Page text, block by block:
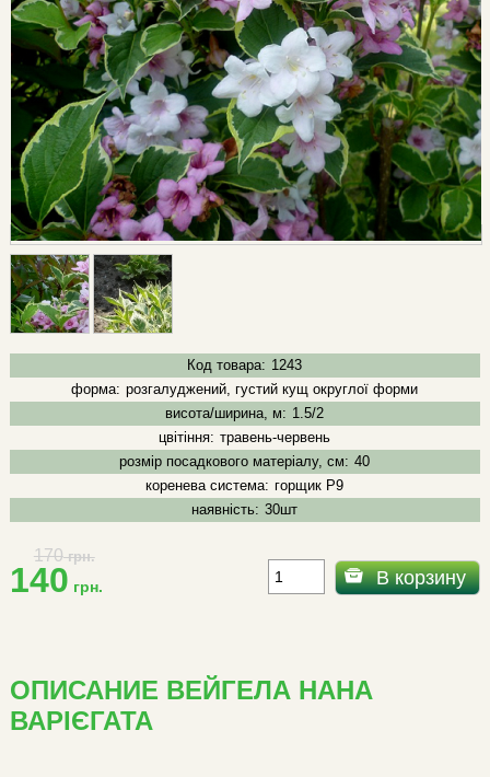
Код товара: 1243
форма: розгалуджений, густий кущ округлої форми
висота/ширина, м: 1.5/2
цвітіння: травень-червень
розмір посадкового матеріалу, см: 40
коренева система: горщик Р9
наявність: 30шт
140 грн.
170грн.
В корзину
ОПИСАНИЕ ВЕЙГЕЛА НАНА
ВАРІЄГАТА